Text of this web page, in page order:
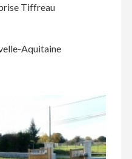
Tiffreau
Aquitaine